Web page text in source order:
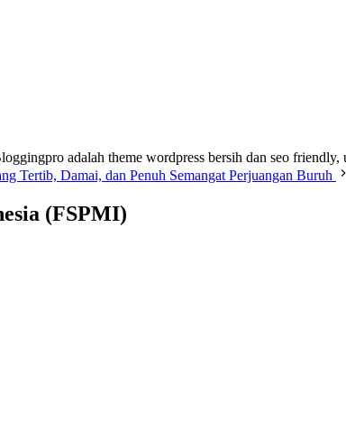
adalah theme wordpress bersih dan seo
Tertib, Damai, dan Penuh Semangat Perjuangan Buruh
(FSPMI)